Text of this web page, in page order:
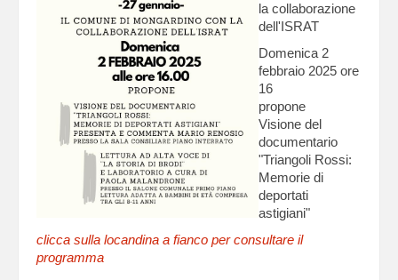
la collaborazione
dell'ISRAT
Domenica 2
febbraio 2025 ore
16
propone
Visione del
documentario
"Triangoli Rossi:
Memorie di
deportati
astigiani"
clicca sulla locandina a fianco per consultare il
programma